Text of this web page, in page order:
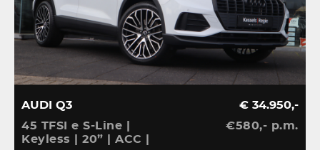
AUDI Q3
45 TFSI e S-Line |
Keyless | 20” | ACC |
€ 34.950,-
€580,- p.m.